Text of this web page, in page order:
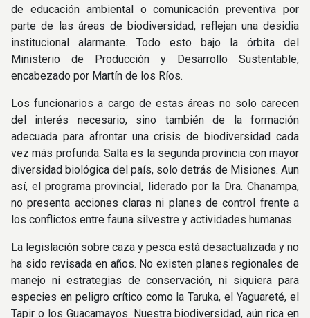
de educación ambiental o comunicación preventiva por
parte de las áreas de biodiversidad, reflejan una desidia
institucional alarmante. Todo esto bajo la órbita del
Ministerio de Producción y Desarrollo Sustentable,
encabezado por Martín de los Ríos.
Los funcionarios a cargo de estas áreas no solo carecen
del interés necesario, sino también de la formación
adecuada para afrontar una crisis de biodiversidad cada
vez más profunda. Salta es la segunda provincia con mayor
diversidad biológica del país, solo detrás de Misiones. Aun
así, el programa provincial, liderado por la Dra. Chanampa,
no presenta acciones claras ni planes de control frente a
los conflictos entre fauna silvestre y actividades humanas.
La legislación sobre caza y pesca está desactualizada y no
ha sido revisada en años. No existen planes regionales de
manejo ni estrategias de conservación, ni siquiera para
especies en peligro crítico como la Taruka, el Yaguareté, el
Tapir o los Guacamayos. Nuestra biodiversidad, aún rica en